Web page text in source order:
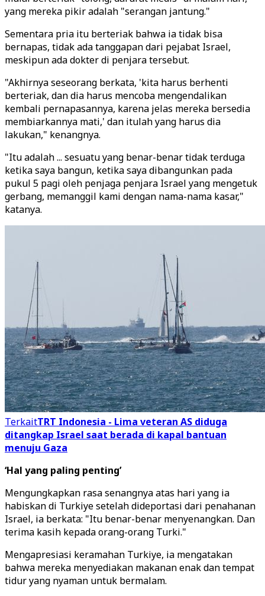
yang mereka pikir adalah "serangan jantung."
Sementara pria itu berteriak bahwa ia tidak bisa
bernapas, tidak ada tanggapan dari pejabat Israel,
meskipun ada dokter di penjara tersebut.
"Akhirnya seseorang berkata, 'kita harus berhenti
berteriak, dan dia harus mencoba mengendalikan
kembali pernapasannya, karena jelas mereka bersedia
membiarkannya mati,' dan itulah yang harus dia
lakukan," kenangnya.
"Itu adalah ... sesuatu yang benar-benar tidak terduga
ketika saya bangun, ketika saya dibangunkan pada
pukul 5 pagi oleh penjaga penjara Israel yang mengetuk
gerbang, memanggil kami dengan nama-nama kasar,"
katanya.
TerkaitTRT Indonesia - Lima veteran AS diduga
ditangkap Israel saat berada di kapal bantuan
menuju Gaza
‘Hal yang paling penting’
Mengungkapkan rasa senangnya atas hari yang ia
habiskan di Turkiye setelah dideportasi dari penahanan
Israel, ia berkata: "Itu benar-benar menyenangkan. Dan
terima kasih kepada orang-orang Turki."
Mengapresiasi keramahan Turkiye, ia mengatakan
bahwa mereka menyediakan makanan enak dan tempat
tidur yang nyaman untuk bermalam.